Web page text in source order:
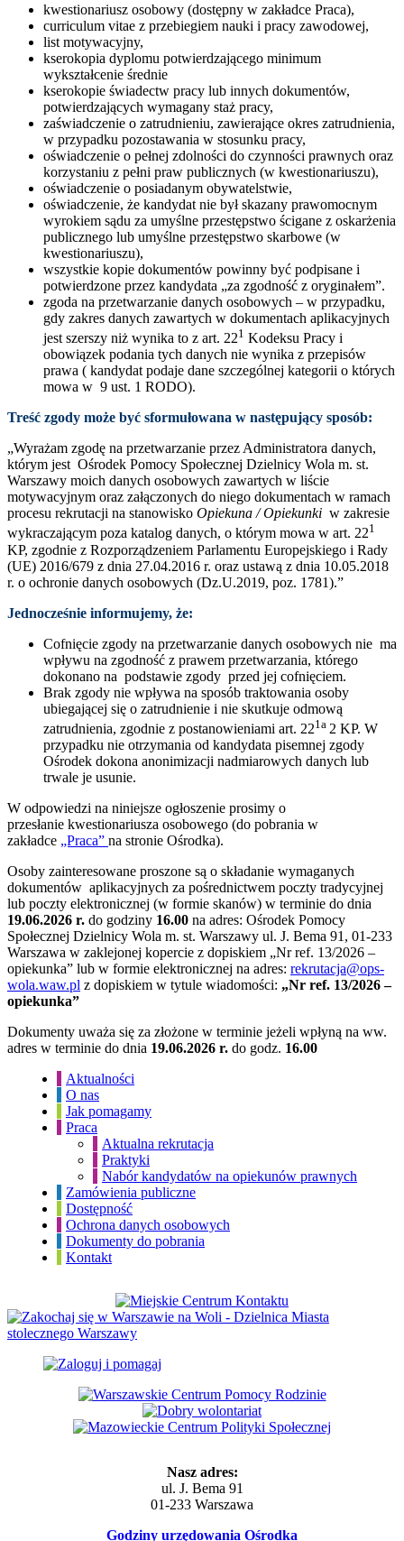
kwestionariusz osobowy (dostępny w zakładce Praca),
curriculum vitae z przebiegiem nauki i pracy zawodowej,
list motywacyjny,
kserokopia dyplomu potwierdzającego minimum
wykształcenie średnie
kserokopie świadectw pracy lub innych dokumentów,
potwierdzających wymagany staż pracy,
zaświadczenie o zatrudnieniu, zawierające okres zatrudnienia,
w przypadku pozostawania w stosunku pracy,
oświadczenie o pełnej zdolności do czynności prawnych oraz
korzystaniu z pełni praw publicznych (w kwestionariuszu),
oświadczenie o posiadanym obywatelstwie,
oświadczenie, że kandydat nie był skazany prawomocnym
wyrokiem sądu za umyślne przestępstwo ścigane z oskarżenia
publicznego lub umyślne przestępstwo skarbowe (w
kwestionariuszu),
wszystkie kopie dokumentów powinny być podpisane i
potwierdzone przez kandydata „za zgodność z oryginałem”.
zgoda na przetwarzanie danych osobowych – w przypadku,
gdy zakres danych zawartych w dokumentach aplikacyjnych
jest szerszy niż wynika to z art. 221 Kodeksu Pracy i
obowiązek podania tych danych nie wynika z przepisów
prawa ( kandydat podaje dane szczególnej kategorii o których
mowa w 9 ust. 1 RODO).
Treść zgody może być sformułowana w następujący sposób:
„Wyrażam zgodę na przetwarzanie przez Administratora danych,
którym jest Ośrodek Pomocy Społecznej Dzielnicy Wola m. st.
Warszawy moich danych osobowych zawartych w liście
motywacyjnym oraz załączonych do niego dokumentach w ramach
procesu rekrutacji na stanowisko Opiekuna / Opiekunki w zakresie
wykraczającym poza katalog danych, o którym mowa w art. 221
KP, zgodnie z Rozporządzeniem Parlamentu Europejskiego i Rady
(UE) 2016/679 z dnia 27.04.2016 r. oraz ustawą z dnia 10.05.2018
r. o ochronie danych osobowych (Dz.U.2019, poz. 1781).”
Jednocześnie informujemy, że:
Cofnięcie zgody na przetwarzanie danych osobowych nie ma
wpływu na zgodność z prawem przetwarzania, którego
dokonano na podstawie zgody przed jej cofnięciem.
Brak zgody nie wpływa na sposób traktowania osoby
ubiegającej się o zatrudnienie i nie skutkuje odmową
zatrudnienia, zgodnie z postanowieniami art. 221a 2 KP. W
przypadku nie otrzymania od kandydata pisemnej zgody
Ośrodek dokona anonimizacji nadmiarowych danych lub
trwale je usunie.
W odpowiedzi na niniejsze ogłoszenie prosimy o
przesłanie kwestionariusza osobowego (do pobrania w
zakładce „Praca” na stronie Ośrodka).
Osoby zainteresowane proszone są o składanie wymaganych
dokumentów aplikacyjnych za pośrednictwem poczty tradycyjnej
lub poczty elektronicznej (w formie skanów) w terminie do dnia
19.06.2026 r. do godziny 16.00 na adres: Ośrodek Pomocy
Społecznej Dzielnicy Wola m. st. Warszawy ul. J. Bema 91, 01-233
Warszawa w zaklejonej kopercie z dopiskiem „Nr ref. 13/2026 –
opiekunka” lub w formie elektronicznej na adres: rekrutacja@ops-
wola.waw.pl z dopiskiem w tytule wiadomości: „Nr ref. 13/2026 –
opiekunka”
Dokumenty uważa się za złożone w terminie jeżeli wpłyną na ww.
adres w terminie do dnia 19.06.2026 r. do godz. 16.00
Aktualności
O nas
Jak pomagamy
Praca
Aktualna rekrutacja
Praktyki
Nabór kandydatów na opiekunów prawnych
Zamówienia publiczne
Dostępność
Ochrona danych osobowych
Dokumenty do pobrania
Kontakt
Nasz adres:
ul. J. Bema 91
01-233 Warszawa
Godziny urzędowania Ośrodka